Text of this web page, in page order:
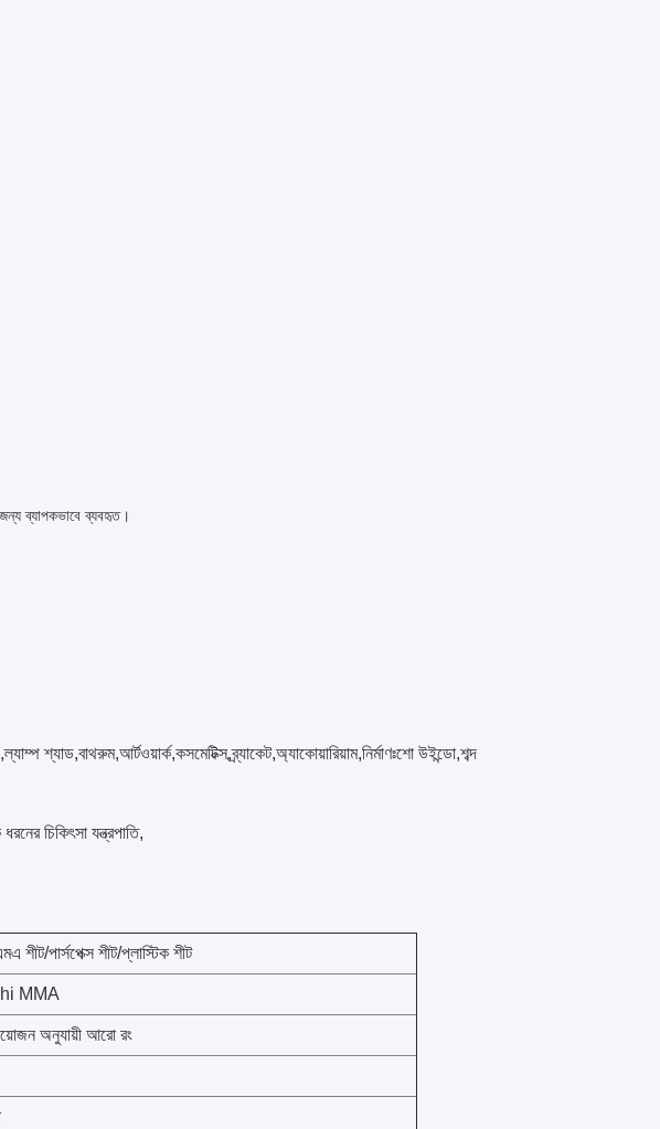
ব্যাপকভাবে ব্যবহৃত।
শ্যাড,বাথরুম,আর্টওয়ার্ক,কসমেটিক্স,ব্র্যাকেট,অ্যাকোয়ারিয়াম,নির্মাণঃশো উইন্ডো,শব্দ
চিকিৎসা যন্ত্রপাতি,
শীট/পার্সপেক্স শীট/প্লাস্টিক শীট
MMA
অনুযায়ী আরো রং